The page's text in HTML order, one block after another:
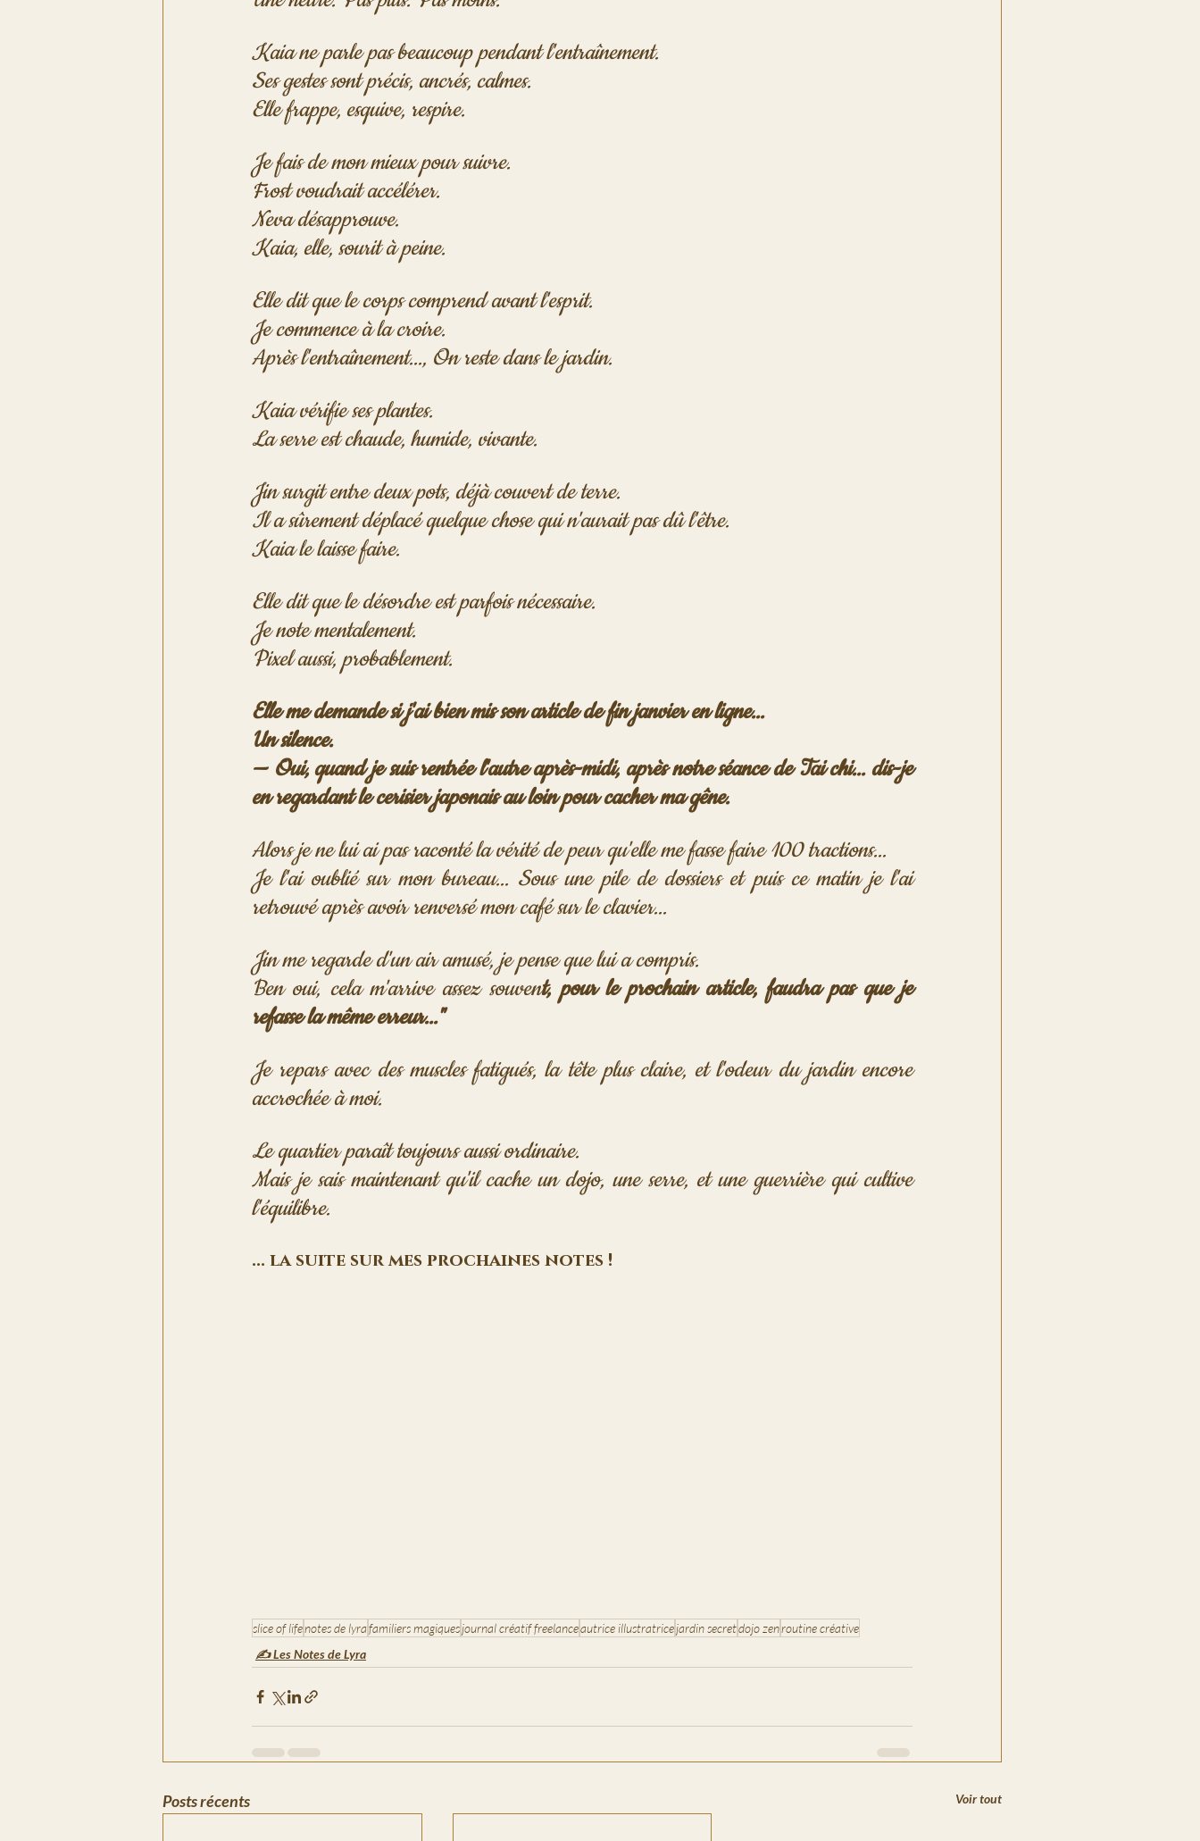
Kaia ne parle pas beaucoup pendant l'entraînement.
Ses gestes sont précis, ancrés, calmes.
Elle frappe, esquive, respire.
Je fais de mon mieux pour suivre.
Frost voudrait accélérer.
Neva désapprouve.
Kaia, elle, sourit à peine.
Elle dit que le corps comprend avant l'esprit.
Je commence à la croire.
Après l'entraînement..., On reste dans le jardin.
Kaia vérifie ses plantes.
La serre est chaude, humide, vivante.
Jin surgit entre deux pots, déjà couvert de terre.
Il a sûrement déplacé quelque chose qui n'aurait pas dû l'être.
Kaia le laisse faire.
Elle dit que le désordre est parfois nécessaire.
Je note mentalement.
Pixel aussi, probablement.
Elle me demande si j'ai bien mis son article de fin janvier en ligne...
Un silence.
— Oui, quand je suis rentrée l'autre après-midi, après notre séance de Tai chi... dis-je
en regardant le cerisier japonais au loin pour cacher ma gêne.
Alors je ne lui ai pas raconté la vérité de peur qu'elle me fasse faire 100 tractions...
Je l'ai oublié sur mon bureau... Sous une pile de dossiers et puis ce matin je l'ai
retrouvé après avoir renversé mon café sur le clavier...
Jin me regarde d'un air amusé, je pense que lui a compris.
Ben oui, cela m'arrive assez souvent, pour le prochain article, faudra pas que je
refasse la même erreur..."
Je repars avec des muscles fatigués, la tête plus claire, et l'odeur du jardin encore
accrochée à moi.
Le quartier paraît toujours aussi ordinaire.
Mais je sais maintenant qu'il cache un dojo, une serre, et une guerrière qui cultive
l'équilibre.
... la suite sur mes prochaines notes !
slice of lifenotes de lyrafamiliers magiquesjournal créatif freelanceautrice illustratricejardin secretdojo zenroutine créative
✍️ Les Notes de Lyra
Posts récents Voir tout